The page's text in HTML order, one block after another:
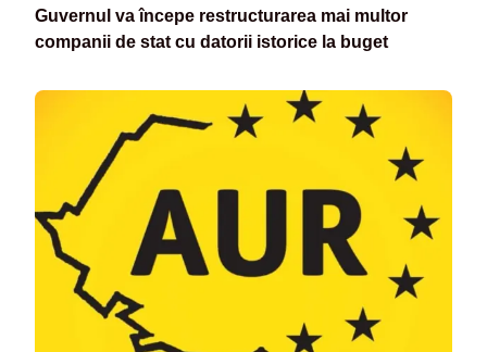
Guvernul va începe restructurarea mai multor
companii de stat cu datorii istorice la buget